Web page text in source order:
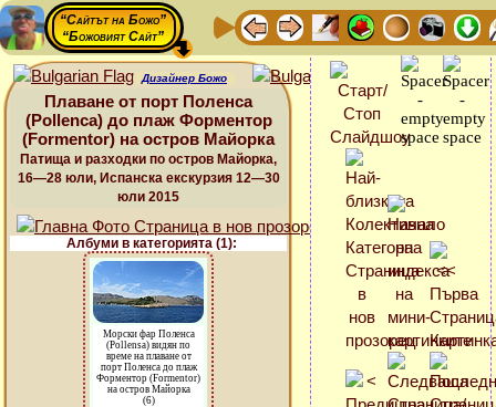
“Сайтът на Божо”
“Божовият Сайт”
Дизайнер Божо
Плаване от порт Поленса
(Pollenca) до плаж Форментор
(Formentor) на остров Майорка
Патища и разходки по остров Майорка,
16—28 юли, Испанска екскурзия 12—30
юли 2015
Албуми в категорията (1):
Морски фар Поленса
(Pollensa) видян по
време на плаване от
порт Поленса до плаж
Форментор (Formentor)
на остров Майорка
(6)